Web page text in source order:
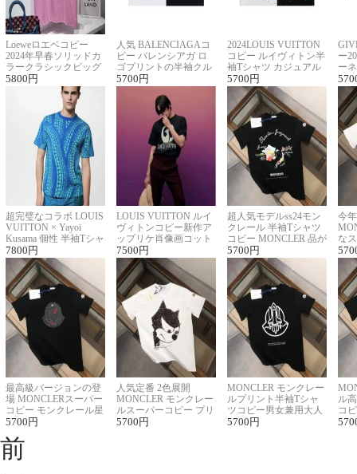
Loeweロエベコピー
2024年早春ソリッドカ
ラークラシックビッグ
ロゴ刺繍Tシャツ
5800 円
人気 BALENCIAGAコ
ピー バレンシアガ ロ
ゴプリントの半袖クル
ーネックTシャツ
5700 円
2024LOUIS VUITTON
コピー ルイヴィトン半
袖Tシャツ カジュアル
に馴染む 2色展開
5700 円
ー
ー
ー
超完璧なコラボ LOUIS
VUITTON × Yayoi
Kusama 個性 半袖Tシャ
ツコピー男女兼用
7800 円
LOUIS VUITTON ルイ
ヴィトンコピー新作ア
ップリケ肖像画コット
ンニット半袖Tシャツ
7500 円
超人気モデルss24モン
クレール 半袖Tシャツ
コピー MONCLER 品が
良く見た目
5700 円
今
な
ル
最高級バージョンの登
場 MONCLERスーパー
コピー モンクレール星
座半袖Tシャツ
5700 円
人気定番 2色展開
MONCLER モンクレー
ルスーパーコピー プリ
ント半袖Tシャツ
5700 円
MONCLER モンクレー
ルプリント半袖Tシャ
ツコピー男女兼用大人
可愛い春夏コーデ
5700 円
ル
コ
ィ
前